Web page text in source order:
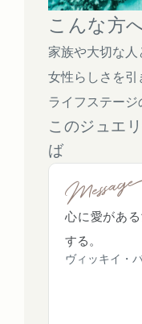
こんな方
家族や大切な人
女性らしさを引
ライフステージ
このジュエ
ば
心に愛があ
する。
ヴィッキイ・